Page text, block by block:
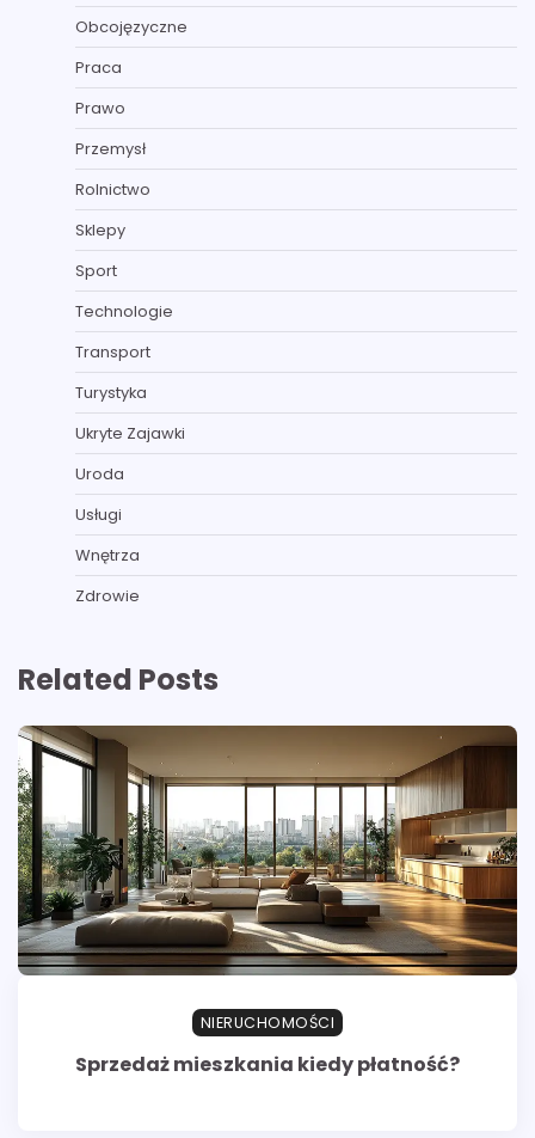
Obcojęzyczne
Praca
Prawo
Przemysł
Rolnictwo
Sklepy
Sport
Technologie
Transport
Turystyka
Ukryte Zajawki
Uroda
Usługi
Wnętrza
Zdrowie
Related Posts
NIERUCHOMOŚCI
Sprzedaż mieszkania kiedy płatność?